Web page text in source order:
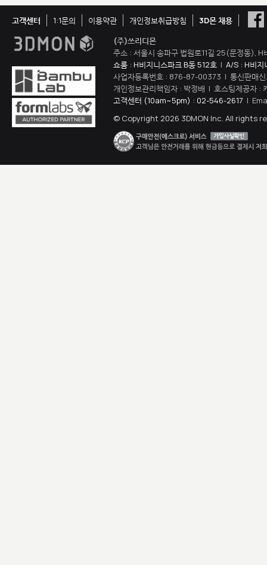
고객센터 1:1문의 이용약관 개인정보취급방침
3D몬 채용
(주)쓰리디몬
주소 : 서울시 송파구 법원로11길 25(문정동),
쇼룸 : H비지니스파크 B동 512호 | A/S : H비지
사업자등록번호 : 876-87-00373 | 통신판매
개인정보관리책임자 : 박정배 | 호스팅제공자 :
고객센터 (10am~5pm) : 02-546-2617 |
© Copyright 2026 3DMON Inc. All rights